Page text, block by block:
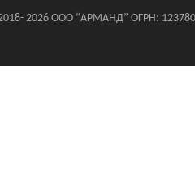
2026 ООО “АРМАНД” ОГРН: